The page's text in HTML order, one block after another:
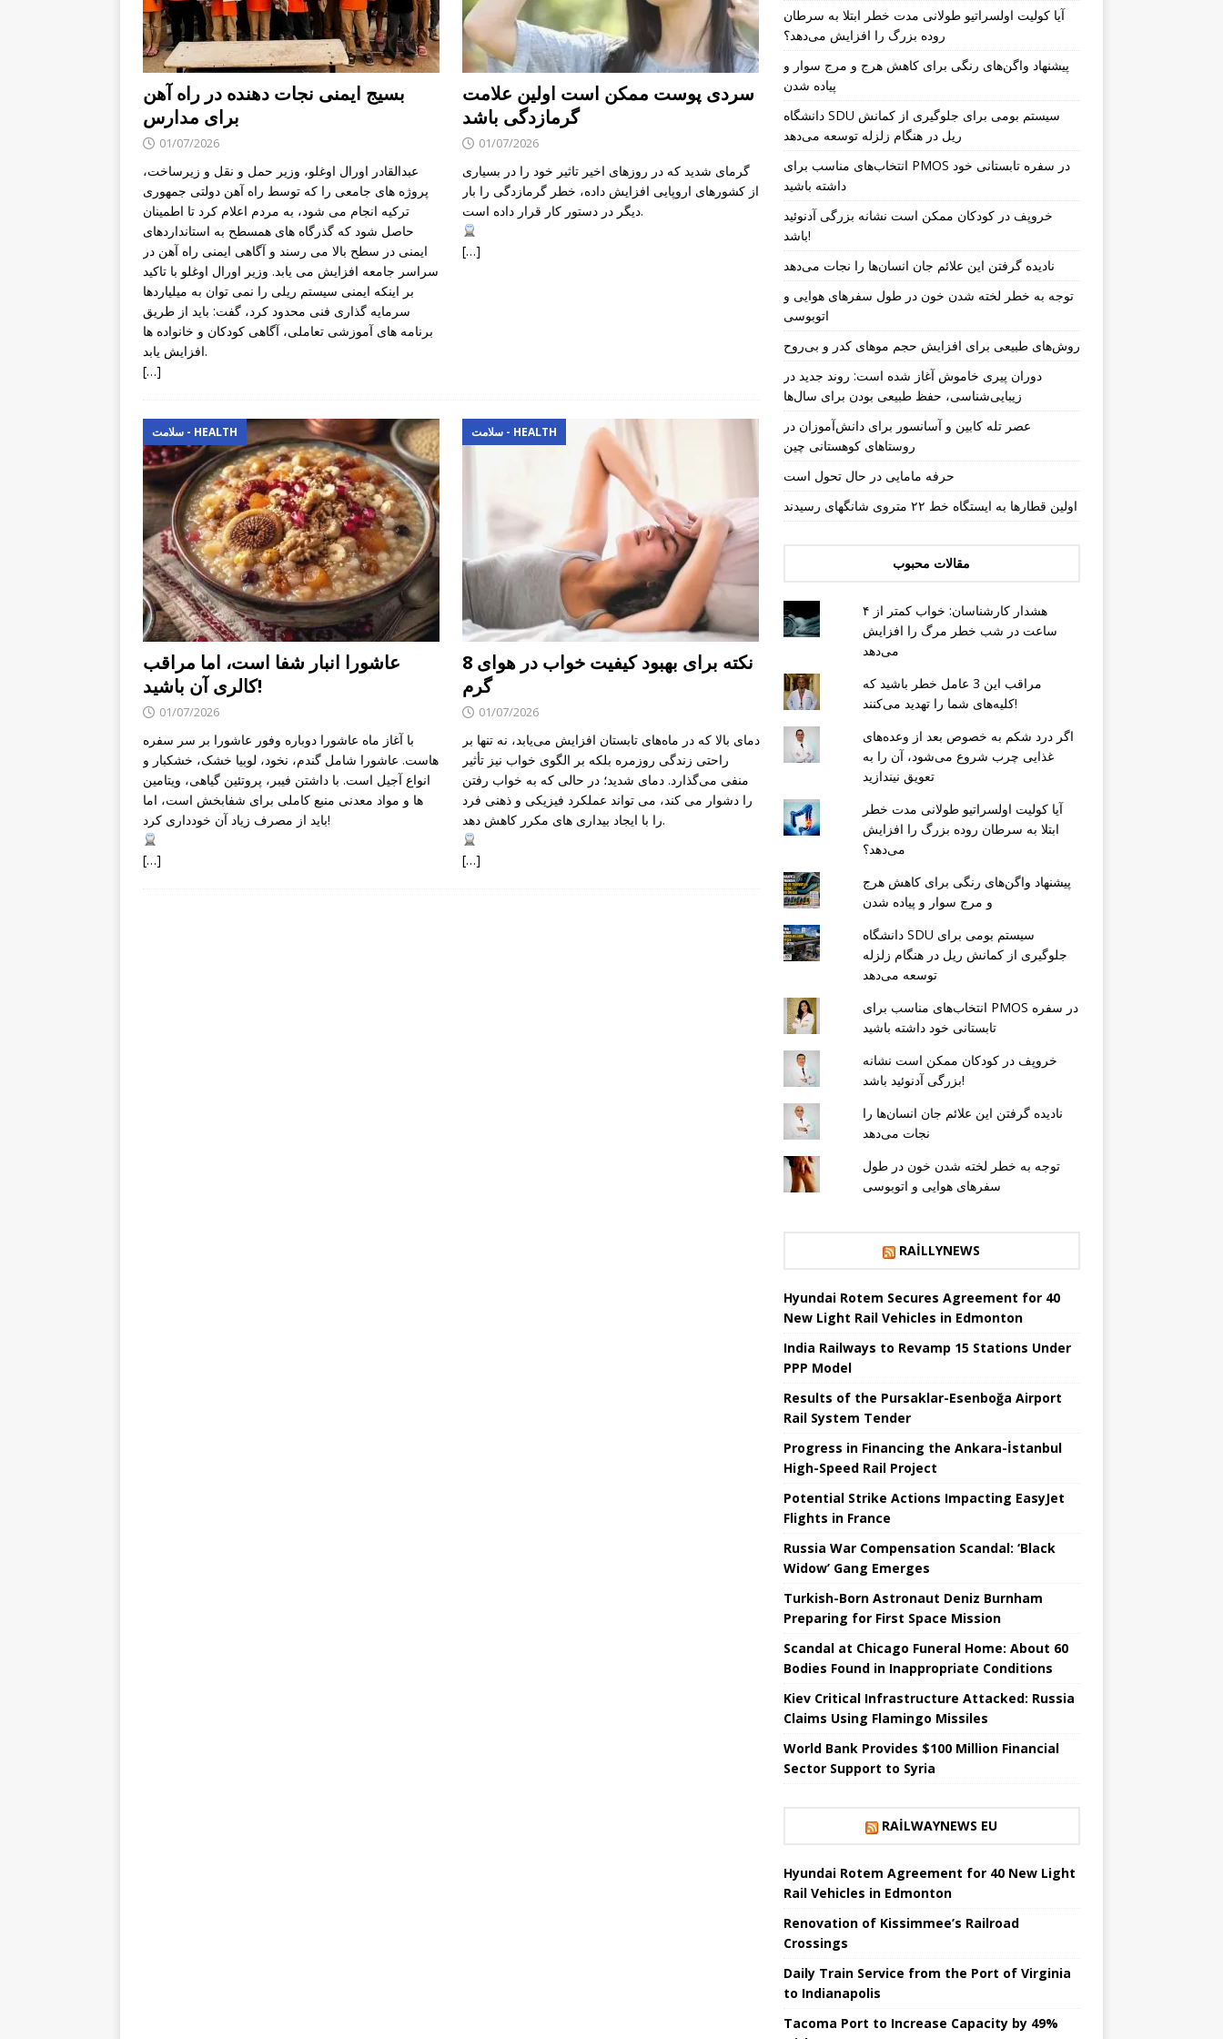
بسیج ایمنی نجات دهنده در راه آهن
برای مدارس
01/07/2026
عبدالقادر اورال اوغلو، وزیر حمل و نقل و زیرساخت،
پروژه های جامعی را که توسط راه آهن دولتی جمهوری
ترکیه انجام می شود، به مردم اعلام کرد تا اطمینان
حاصل شود که گذرگاه های همسطح به استانداردهای
ایمنی در سطح بالا می رسند و آگاهی ایمنی راه آهن در
سراسر جامعه افزایش می یابد. وزیر اورال اوغلو با تاکید
بر اینکه ایمنی سیستم ریلی را نمی توان به میلیاردها
سرمایه گذاری فنی محدود کرد، گفت: باید از طریق
برنامه های آموزشی تعاملی، آگاهی کودکان و خانواده ها
افزایش یابد.
[…]
سردی پوست ممکن است اولین علامت
گرمازدگی باشد
01/07/2026
گرمای شدید که در روزهای اخیر تاثیر خود را در بسیاری
از کشورهای اروپایی افزایش داده، خطر گرمازدگی را بار
دیگر در دستور کار قرار داده است.
[…]
سلامت - HEALTH
عاشورا انبار شفا است، اما مراقب
کالری آن باشید!
01/07/2026
با آغاز ماه عاشورا دوباره وفور عاشورا بر سر سفره
هاست. عاشورا شامل گندم، نخود، لوبیا خشک، خشکبار و
انواع آجیل است. با داشتن فیبر، پروتئین گیاهی، ویتامین
ها و مواد معدنی منبع کاملی برای شفابخش است، اما
باید از مصرف زیاد آن خودداری کرد!
[…]
سلامت - HEALTH
8 نکته برای بهبود کیفیت خواب در هوای
گرم
01/07/2026
دمای بالا که در ماه‌های تابستان افزایش می‌یابد، نه تنها بر
راحتی زندگی روزمره بلکه بر الگوی خواب نیز تأثیر
منفی می‌گذارد. دمای شدید؛ در حالی که به خواب رفتن
را دشوار می کند، می تواند عملکرد فیزیکی و ذهنی فرد
را با ایجاد بیداری های مکرر کاهش دهد.
[…]
آیا کولیت اولسراتیو طولانی مدت خطر ابتلا به سرطان
روده بزرگ را افزایش می‌دهد؟
پیشنهاد واگن‌های رنگی برای کاهش هرج و مرج سوار و
پیاده شدن
دانشگاه SDU سیستم بومی برای جلوگیری از کمانش
ریل در هنگام زلزله توسعه می‌دهد
انتخاب‌های مناسب برای PMOS در سفره تابستانی خود
داشته باشید
خروپف در کودکان ممکن است نشانه بزرگی آدنوئید
باشد!
نادیده گرفتن این علائم جان انسان‌ها را نجات می‌دهد
توجه به خطر لخته شدن خون در طول سفرهای هوایی و
اتوبوسی
روش‌های طبیعی برای افزایش حجم موهای کدر و بی‌روح
دوران پیری خاموش آغاز شده است: روند جدید در
زیبایی‌شناسی، حفظ طبیعی بودن برای سال‌ها
عصر تله کابین و آسانسور برای دانش‌آموزان در
روستاهای کوهستانی چین
حرفه مامایی در حال تحول است
اولین قطارها به ایستگاه خط ۲۲ متروی شانگهای رسیدند
مقالات محبوب
هشدار کارشناسان: خواب کمتر از ۴
ساعت در شب خطر مرگ را افزایش
می‌دهد
مراقب این 3 عامل خطر باشید که
کلیه‌های شما را تهدید می‌کنند!
اگر درد شکم به خصوص بعد از وعده‌های
غذایی چرب شروع می‌شود، آن را به
تعویق نیندازید
آیا کولیت اولسراتیو طولانی مدت خطر
ابتلا به سرطان روده بزرگ را افزایش
می‌دهد؟
پیشنهاد واگن‌های رنگی برای کاهش هرج
و مرج سوار و پیاده شدن
دانشگاه SDU سیستم بومی برای
جلوگیری از کمانش ریل در هنگام زلزله
توسعه می‌دهد
انتخاب‌های مناسب برای PMOS در سفره
تابستانی خود داشته باشید
خروپف در کودکان ممکن است نشانه
بزرگی آدنوئید باشد!
نادیده گرفتن این علائم جان انسان‌ها را
نجات می‌دهد
توجه به خطر لخته شدن خون در طول
سفرهای هوایی و اتوبوسی
RAILLYNEWS
Hyundai Rotem Secures Agreement for 40
New Light Rail Vehicles in Edmonton
India Railways to Revamp 15 Stations Under
PPP Model
Results of the Pursaklar-Esenboğa Airport
Rail System Tender
Progress in Financing the Ankara-İstanbul
High-Speed ​​Rail Project
Potential Strike Actions Impacting EasyJet
Flights in France
Russia War Compensation Scandal: ‘Black
Widow’ Gang Emerges
Turkish-Born Astronaut Deniz Burnham
Preparing for First Space Mission
Scandal at Chicago Funeral Home: About 60
Bodies Found in Inappropriate Conditions
Kiev Critical Infrastructure Attacked: Russia
Claims Using Flamingo Missiles
World Bank Provides $100 Million Financial
Sector Support to Syria
RAILWAYNEWS EU
Hyundai Rotem Agreement for 40 New Light
Rail Vehicles in Edmonton
Renovation of Kissimmee’s Railroad
Crossings
Daily Train Service from the Port of Virginia
to Indianapolis
Tacoma Port to Increase Capacity by 49%